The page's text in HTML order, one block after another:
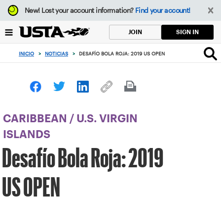
Enfoque
desde
botón
volver
principio
New!Lost your account information? Find your account!
JOIN SIGN IN
INICIO > NOTICIAS > DESAFÍO BOLA ROJA: 2019 US OPEN
CARIBBEAN / U.S. VIRGIN
ISLANDS
Desafío Bola Roja: 2019
US OPEN